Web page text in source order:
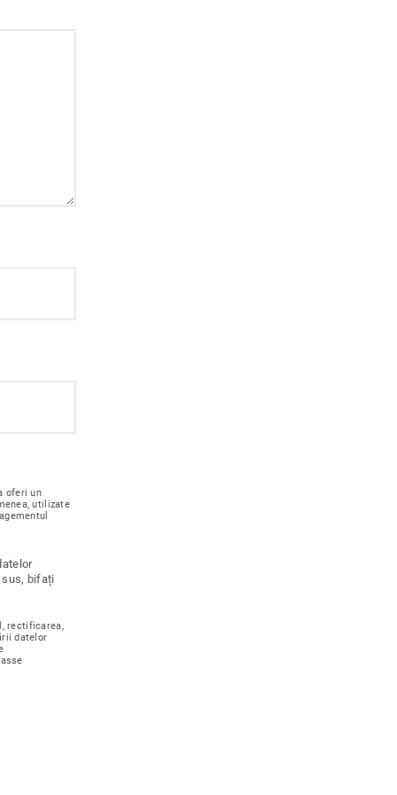
oferi un
utilizate
sus, bifați
rectificarea,
datelor